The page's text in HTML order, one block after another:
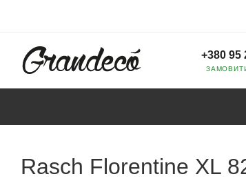
+380 95
Rasch Florentine XL